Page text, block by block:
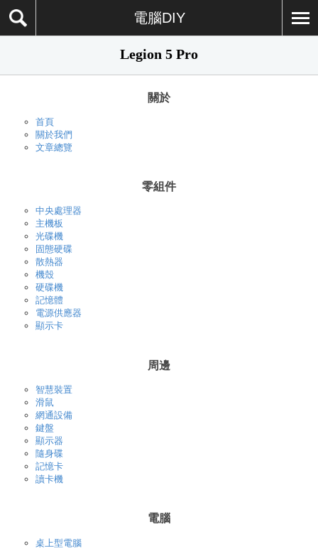
電腦DIY
Legion 5 Pro
關於
首頁
關於我們
文章總覽
零組件
中央處理器
主機板
光碟機
固態硬碟
散熱器
機殼
硬碟機
記憶體
電源供應器
顯示卡
周邊
智慧裝置
滑鼠
網通設備
鍵盤
顯示器
隨身碟
記憶卡
讀卡機
電腦
桌上型電腦